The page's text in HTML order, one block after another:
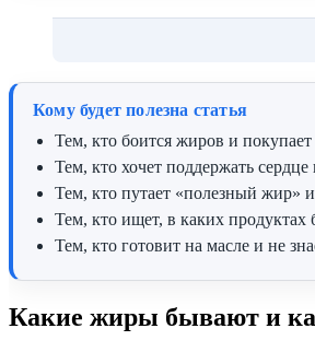
Кому будет полезна статья
Тем, кто боится жиров и покупает
Тем, кто хочет поддержать
Тем, кто путает «полезный жир»
Тем, кто ищет, в каких продуктах
Тем, кто готовит на масле и не
Какие жиры бывают и